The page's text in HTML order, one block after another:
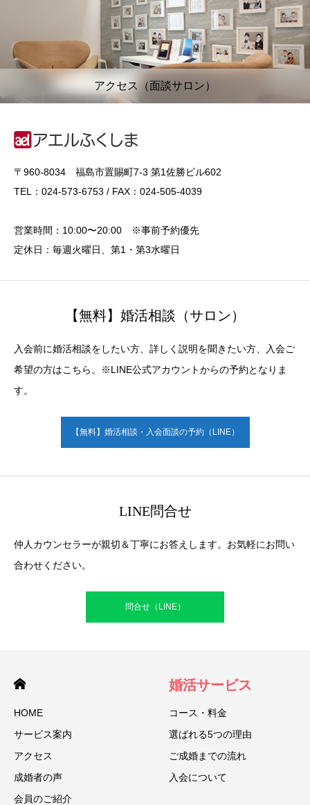
アクセス（面談サロン）
〒960-8034 福島市置賜町7-3 第1佐勝ビル602
TEL：024-573-6753 / FAX：024-505-4039
営業時間：10:00〜20:00 ※事前予約優先
定休日：毎週火曜日、第1・第3水曜日
【無料】婚活相談（サロン）
入会前に婚活相談をしたい方、詳しく説明を聞きたい方、入会ご
希望の方はこちら。※LINE公式アカウントからの予約となりま
す。
【無料】婚活相談・入会面談の予約（LINE）
LINE問合せ
仲人カウンセラーが親切＆丁寧にお答えします。お気軽にお問い
合わせください。
問合せ（LINE）
HOME
サービス案内
アクセス
成婚者の声
会員のご紹介
婚活サービス
コース・料金
選ばれる5つの理由
ご成婚までの流れ
入会について